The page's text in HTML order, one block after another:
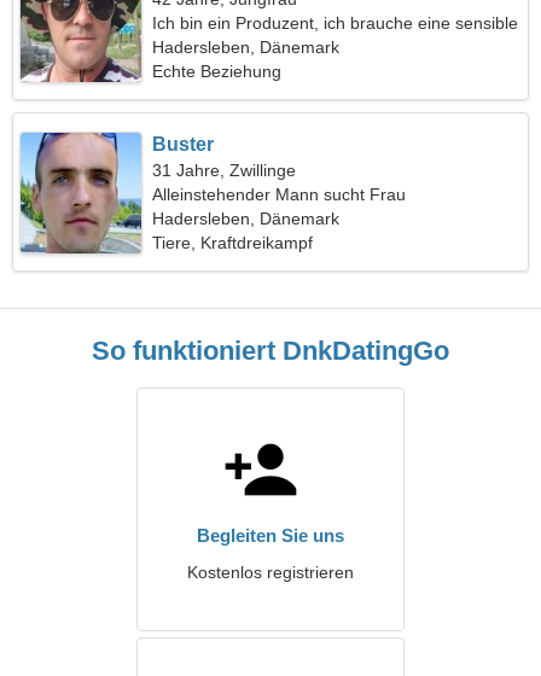
Ich bin ein Produzent, ich brauche eine sensible
Frau
Hadersleben, Dänemark
Echte Beziehung
Buster
31 Jahre, Zwillinge
Alleinstehender Mann sucht Frau
Hadersleben, Dänemark
Tiere, Kraftdreikampf
So funktioniert DnkDatingGo
Begleiten Sie uns
Kostenlos registrieren